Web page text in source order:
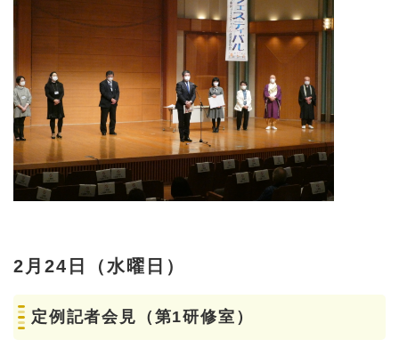
2月24日（水曜日）
定例記者会見（第1研修室）